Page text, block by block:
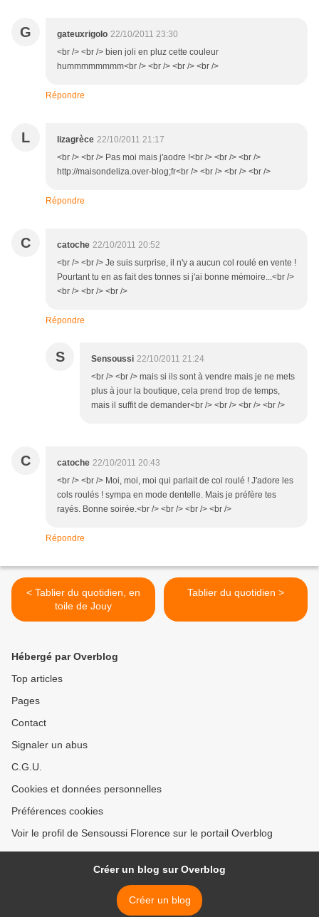
G gateuxrigolo 22/10/2011 23:30
<br /> <br /> bien joli en pluz cette couleur
hummmmmmmm<br /> <br /> <br /> <br />
Répondre
L lizagrèce 22/10/2011 21:17
<br /> <br /> Pas moi mais j'aodre !<br /> <br /> <br />
http://maisondeliza.over-blog;fr<br /> <br /> <br /> <br />
Répondre
C catoche 22/10/2011 20:52
<br /> <br /> Je suis surprise, il n'y a aucun col roulé en vente !
Pourtant tu en as fait des tonnes si j'ai bonne mémoire...<br />
<br /> <br /> <br />
Répondre
S Sensoussi 22/10/2011 21:24
<br /> <br /> mais si ils sont à vendre mais je ne mets
plus à jour la boutique, cela prend trop de temps,
mais il suffit de demander<br /> <br /> <br /> <br />
C catoche 22/10/2011 20:43
<br /> <br /> Moi, moi, moi qui parlait de col roulé ! J'adore les
cols roulés ! sympa en mode dentelle. Mais je préfère tes
rayés. Bonne soirée.<br /> <br /> <br /> <br />
Répondre
< Tablier du quotidien, en
toile de Jouy
Tablier du quotidien >
Hébergé par Overblog
Top articles
Pages
Contact
Signaler un abus
C.G.U.
Cookies et données personnelles
Préférences cookies
Voir le profil de Sensoussi Florence sur le portail Overblog
Créer un blog sur Overblog
Créer un blog